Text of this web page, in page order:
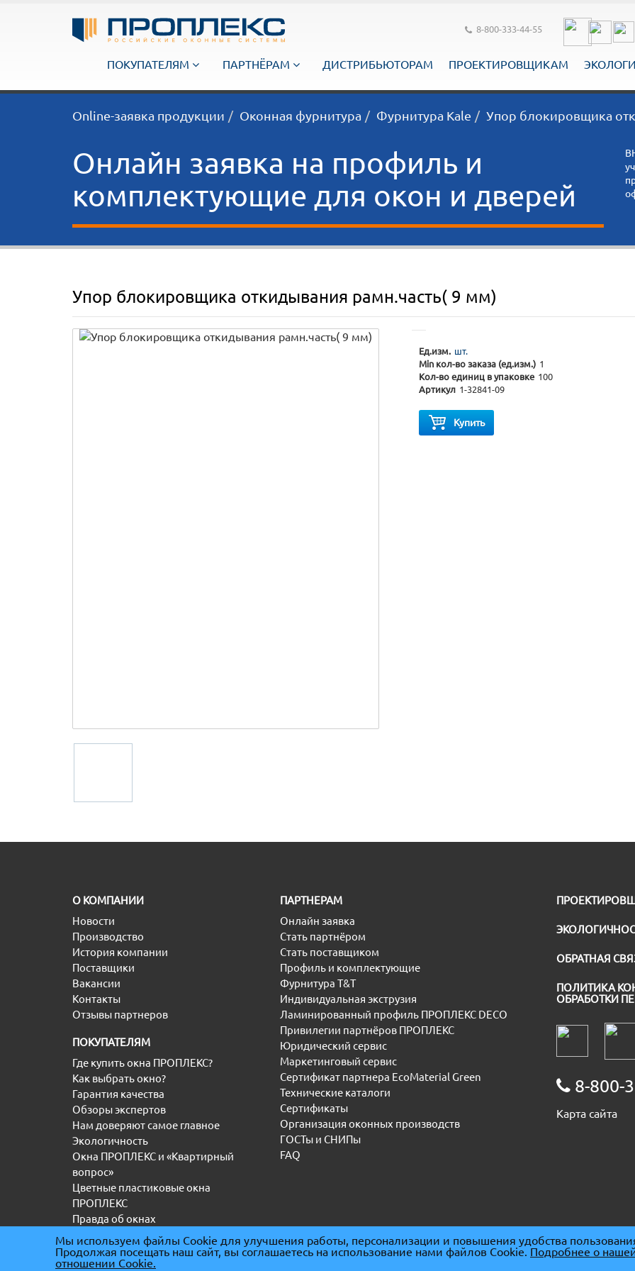
8-800-333-44-55
ПОКУПАТЕЛЯМ ПАРТНЁРАМ ДИСТРИБЬЮТОРАМ ПРОЕКТИРОВЩИКАМ
Online-заявка продукции Оконная фурнитура Фурнитура Kale Упор блокировщика
Онлайн заявка на профиль и
комплектующие для окон и дверей
Упор блокировщика откидывания рамн.часть( 9 мм)
Ед.изм. шт.
Min кол-во заказа (ед.изм.) 1
Кол-во единиц в упаковке 100
Артикул 1-32841-09
Купить
O КОМПАНИИ
Новости
Производство
История компании
Поставщики
Вакансии
Контакты
Отзывы партнеров
ПОКУПАТЕЛЯМ
Где купить окна ПРОПЛЕКС?
Как выбрать окно?
Гарантия качества
Обзоры экспертов
Нам доверяют самое главное
Экологичность
Окна ПРОПЛЕКС и «Квартирный
вопрос»
Цветные пластиковые окна
ПРОПЛЕКС
Правда об окнах
ПАРТНЕРАМ
Онлайн заявка
Стать партнёром
Стать поставщиком
Профиль и комплектующие
Фурнитура T&T
Индивидуальная экструзия
Ламинированный профиль ПРОПЛЕКС DECO
Привилегии партнёров ПРОПЛЕКС
Юридический сервис
Маркетинговый сервис
Сертификат партнера EcoMaterial Green
Технические каталоги
Сертификаты
Организация оконных производств
ГОСТы и СНИПы
FAQ
ОБРАТНАЯ
ПОЛИТИКА
ОБРАБОТКИ
8-800-
Карта сайта
(С) “ООО” ТД ПРОПЛЕКС 2000-2026|ИНН 5036091667|ОГРН 1085074007930| ОКПО 86678094
Мы используем файлы Cookie для улучшения работы, персонализации и повышения удобства
Продолжая посещать наш сайт, вы соглашаетесь на использование нами файлов Cookie. Подробнее о
отношении Cookie.